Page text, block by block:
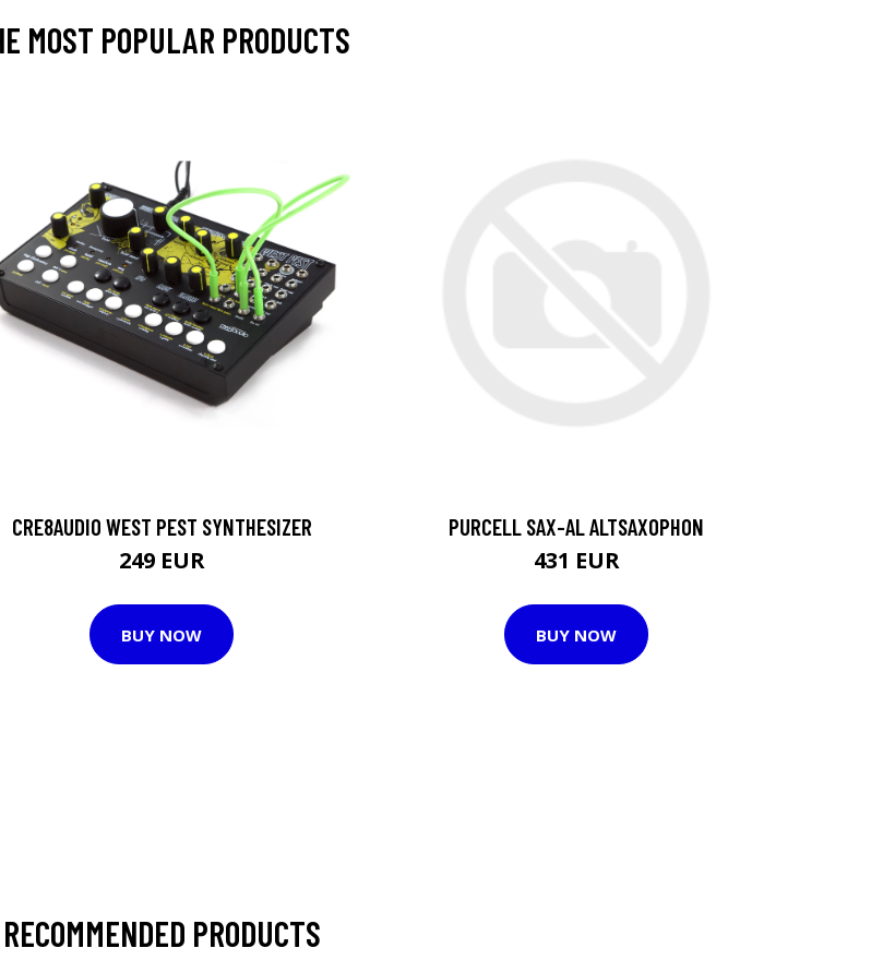
MOST POPULAR PRODUCTS
CRE8AUDIO WEST PEST SYNTHESIZER
249 EUR
BUY NOW
PURCELL SAX-AL ALTSAXOPHON
431 EUR
BUY NOW
RECOMMENDED PRODUCTS